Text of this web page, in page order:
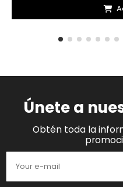
Únete a
Obtén toda la